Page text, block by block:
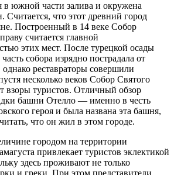
в южной части залива и окружена
что этот древний город
Построенный в 14 веке Собор
считается главной
этих мест. После турецкой осады
собора изрядно пострадала от
реставраторы совершили
несколько веков Собор Святого
взоры туристов. Отличный обзор
башни Отелло — именно в честь
героя и была названа эта башня,
что он жил в этом городе.
городом на территории
привлекает туристов эклектикой
здесь проживают не только